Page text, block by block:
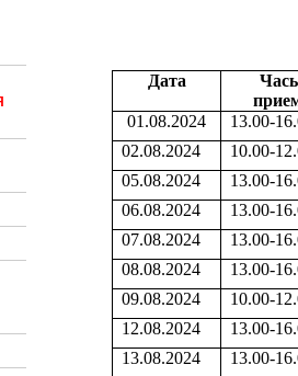
Дата
01.08.2024
13.00-
02.08.2024
10.00-
05.08.2024
13.00-
06.08.2024
13.00-
07.08.2024
13.00-
08.08.2024
13.00-
09.08.2024
10.00-
12.08.2024
13.00-
13.08.2024
13.00-